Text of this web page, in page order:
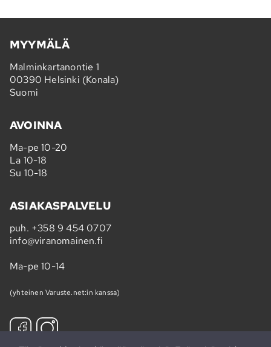
MYYMÄLÄ
Malminkartanontie 1
00390 Helsinki (Konala)
Suomi
AVOINNA
Ma-pe 10-20
La 10-18
Su 10-18
ASIAKASPALVELU
puh. +358 9 454 0707
info@viranomainen.fi
Ma-pe 10-14
(yhteinen Varuste.net:in kanssa)